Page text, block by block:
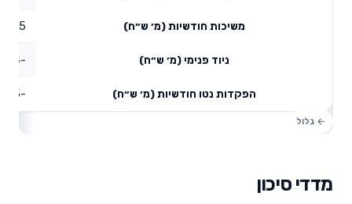
משיכות חודשיות (מ׳ ש״ח) 1.95
ניוד פנימי (מ׳ ש״ח) -2.4
הפקדות נטו חודשיות (מ׳ ש״ח) -4.35
מדדי סיכון